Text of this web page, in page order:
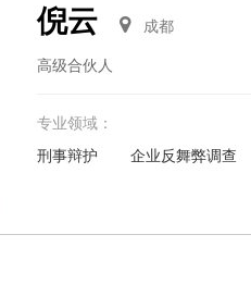
倪云 成都
高级合伙人
专业领域：
刑事辩护
企业反舞弊调查